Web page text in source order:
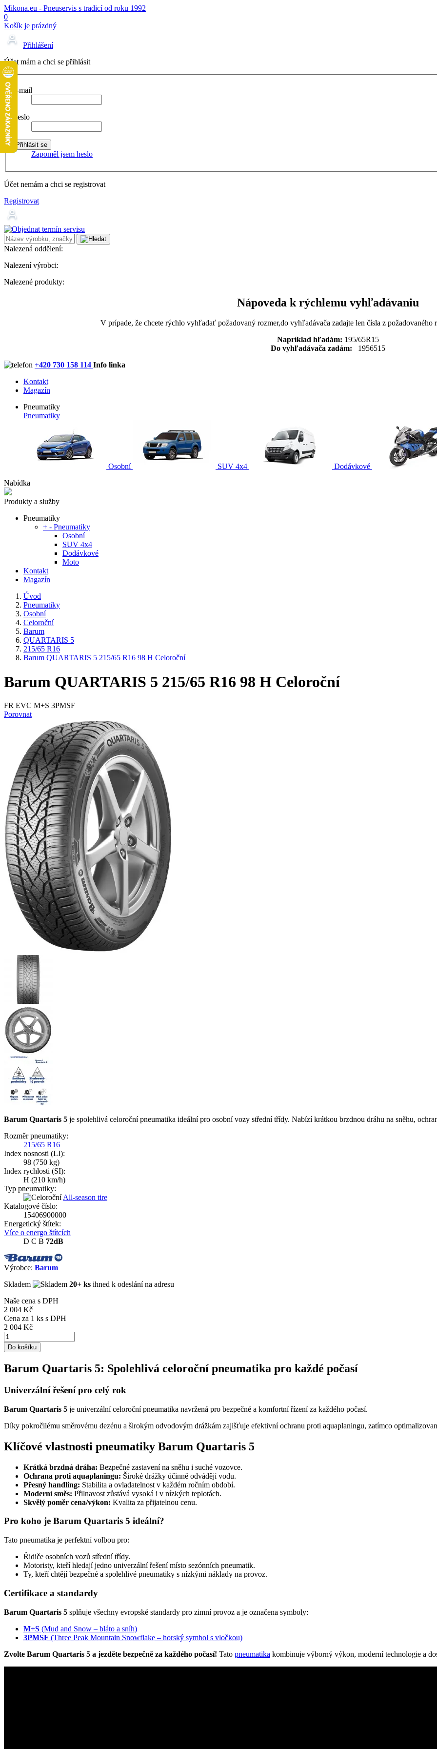
Mikona.eu - Pneuservis s tradicí od roku 1992
0
Košík je prázdný
Přihlášení
Účet mám a chci se přihlásit
E-mail
Heslo
Zapoměl jsem heslo
Účet nemám a chci se registrovat
Registrovat
Nalezená oddělení:
Nalezení výrobci:
Nalezené produkty:
Nápoveda k rýchlemu vyhľadávaniu
V prípade, že chcete rýchlo vyhľadať požadovaný rozmer,do vyhľadávača zadajte len čísla z
Napríklad hľadám: 195/65R15
Do vyhľadávača zadám: 1956515
+420 730 158 114 Info linka
Kontakt
Magazín
Pneumatiky
Pneumatiky
Osobní SUV 4x4
Dodávkové
Nabídka
Produkty a služby
Pneumatiky
+ - Pneumatiky
Osobní
SUV 4x4
Dodávkové
Moto
Kontakt
Magazín
Úvod
Pneumatiky
Osobní
Celoroční
Barum
QUARTARIS 5
215/65 R16
Barum QUARTARIS 5 215/65 R16 98 H Celoroční
Barum QUARTARIS 5 215/65 R16 98 H Celoroční
FR EVC M+S 3PMSF
Porovnat
Barum Quartaris 5 je spolehlivá celoroční pneumatika ideální pro osobní vozy střední třídy. Nabízí krátkou brzdnou dráhu na sněhu,
Rozměr pneumatiky:
215/65 R16
Index nosnosti (LI):
98 (750 kg)
Index rychlosti (SI):
H (210 km/h)
Typ pneumatiky:
All-season tire
Katalogové číslo:
15406900000
Energetický štítek:
Více o energo štítcích
D C B 72dB
Výrobce: Barum
Skladem
20+ ks ihned k odeslání na adresu
Naše cena s DPH
2 004 Kč
Cena za 1 ks s DPH
2 004 Kč
Do košíku
Barum Quartaris 5: Spolehlivá celoroční pneumatika pro každé počasí
Univerzální řešení pro celý rok
Barum Quartaris 5 je univerzální celoroční pneumatika navržená pro bezpečné a komfortní řízení za každého počasí.
Díky pokročilému směrovému dezénu a širokým odvodovým drážkám zajišťuje efektivní ochranu proti aquaplaningu, zatímco
Klíčové vlastnosti pneumatiky Barum Quartaris 5
Krátká brzdná dráha: Bezpečné zastavení na sněhu i suché vozovce.
Ochrana proti aquaplaningu: Široké drážky účinně odvádějí vodu.
Přesný handling: Stabilita a ovladatelnost v každém ročním období.
Moderní směs: Přilnavost zůstává vysoká i v nízkých teplotách.
Skvělý poměr cena/výkon: Kvalita za přijatelnou cenu.
Pro koho je Barum Quartaris 5 ideální?
Tato pneumatika je perfektní volbou pro:
Řidiče osobních vozů střední třídy.
Motoristy, kteří hledají jedno univerzální řešení místo sezónních pneumatik.
Ty, kteří chtějí bezpečné a spolehlivé pneumatiky s nízkými náklady na provoz.
Certifikace a standardy
Barum Quartaris 5 splňuje všechny evropské standardy pro zimní provoz a je označena symboly:
M+S (Mud and Snow – bláto a sníh)
3PMSF (Three Peak Mountain Snowflake – horský symbol s vločkou)
Zvolte Barum Quartaris 5 a jezděte bezpečně za každého počasí! Tato pneumatika kombinuje výborný výkon, moderní technologie a